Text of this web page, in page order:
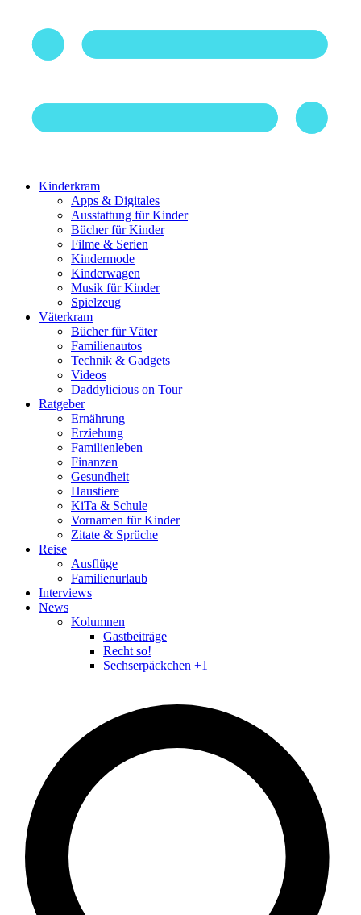
Kinderkram
Apps & Digitales
Ausstattung für Kinder
Bücher für Kinder
Filme & Serien
Kindermode
Kinderwagen
Musik für Kinder
Spielzeug
Väterkram
Bücher für Väter
Familienautos
Technik & Gadgets
Videos
Daddylicious on Tour
Ratgeber
Ernährung
Erziehung
Familienleben
Finanzen
Gesundheit
Haustiere
KiTa & Schule
Vornamen für Kinder
Zitate & Sprüche
Reise
Ausflüge
Familienurlaub
Interviews
News
Kolumnen
Gastbeiträge
Recht so!
Sechserpäckchen +1